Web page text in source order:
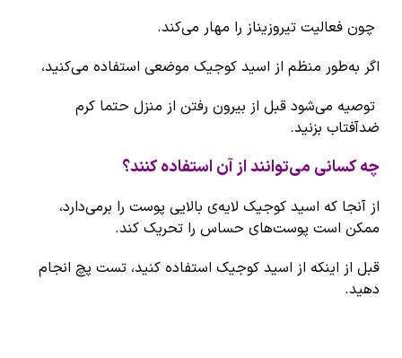
چون فعالیت تیروزیناز را مهار می‌کند.
اگر به‌طور منظم از اسید کوجیک موضعی استفاده می‌کنید،
توصیه می‌شود قبل از بیرون رفتن از منزل حتما کرم
ضدآفتاب بزنید.
چه کسانی می‌توانند از آن استفاده کنند؟
از آنجا که اسید کوجیک لایه‌ی بالایی پوست را برمی‌دارد،
ممکن است پوست‌های حساس را تحریک کند.
قبل از اینکه از اسید کوجیک استفاده کنید، تست پچ انجام
دهید.